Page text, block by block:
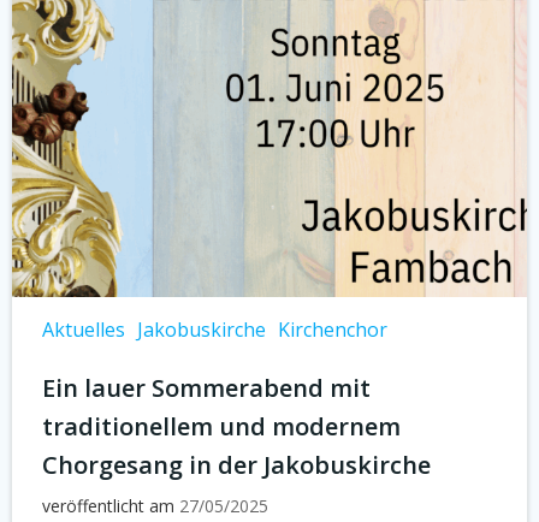
Aktuelles Jakobuskirche Kirchenchor
Ein lauer Sommerabend mit
traditionellem und modernem
Chorgesang in der Jakobuskirche
veröffentlicht am 27/05/2025